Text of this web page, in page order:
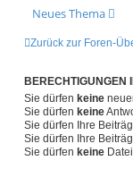
Neues Thema
Zurück zur Foren-
BERECHTIGUNGEN
Sie dürfen keine
Sie dürfen keine
Sie dürfen Ihre
Sie dürfen Ihre
Sie dürfen keine